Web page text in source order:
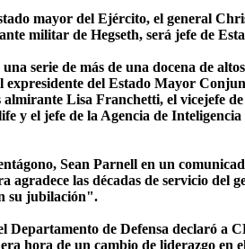
mayor del Ejército, el general
militar de Hegseth, será jefe de
serie de más de una docena de
expresidente del Estado Mayor
almirante Lisa Franchetti, el vicejefe
y el jefe de la Agencia de
Sean Parnell en un
agradece las décadas de servicio del
su jubilación".
de Defensa declaró a
hora de un cambio de liderazgo en